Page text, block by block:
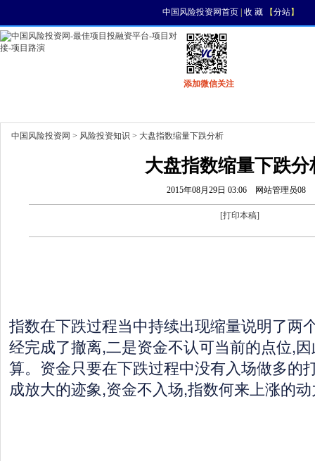
中国风险投资网首页| 收 藏【分站】
添加微信关注
中国风险投资网 > 风险投资知识 > 大盘指数缩量下跌分析
大盘指数缩量下跌分
2015年08月29日 03:06 网站管理员08
[打印本稿]
指数在下跌过程当中持续出现缩量说明了两
经完成了撤离,二是资金不认可当前的点位,
算。资金只要在下跌过程中没有入场做多的
成放大的迹象,资金不入场,指数何来上涨的